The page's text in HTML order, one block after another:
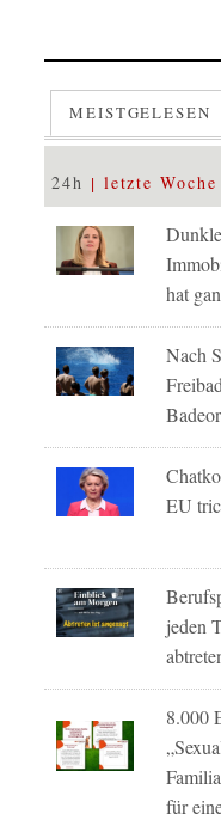
MEISTGELESEN
24h letzte Woche
hat
Nach
EU
jeden
8.000
für